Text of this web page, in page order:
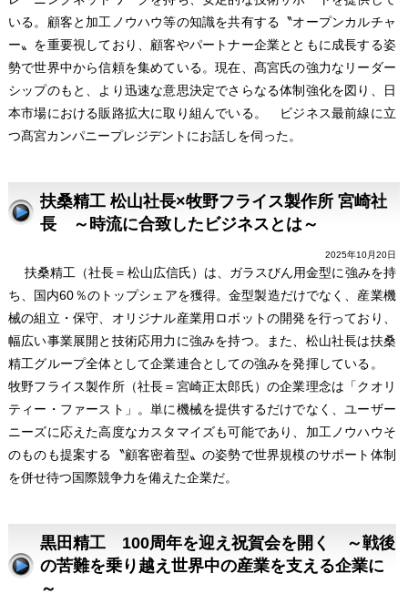
いる。顧客と加工ノウハウ等の知識を共有する〝オープンカルチャ
ー〟を重要視しており、顧客やパートナー企業とともに成長する姿
勢で世界中から信頼を集めている。現在、髙宮氏の強力なリーダー
シップのもと、より迅速な意思決定でさらなる体制強化を図り、日
本市場における販路拡大に取り組んでいる。 ビジネス最前線に立
つ髙宮カンパニープレジデントにお話しを伺った。
扶桑精工 松山社長×牧野フライス製作所 宮崎社
長 ～時流に合致したビジネスとは～
2025年10月20日
扶桑精工（社長＝松山広信氏）は、ガラスびん用金型に強みを持
ち、国内60％のトップシェアを獲得。金型製造だけでなく、産業機
械の組立・保守、オリジナル産業用ロボットの開発を行っており、
幅広い事業展開と技術応用力に強みを持つ。また、松山社長は扶桑
精工グループ全体として企業連合としての強みを発揮している。
牧野フライス製作所（社長＝宮崎正太郎氏）の企業理念は「クオリ
ティー・ファースト」。単に機械を提供するだけでなく、ユーザー
ニーズに応えた高度なカスタマイズも可能であり、加工ノウハウそ
のものも提案する〝顧客密着型〟の姿勢で世界規模のサポート体制
を併せ待つ国際競争力を備えた企業だ。
黒田精工 100周年を迎え祝賀会を開く ～戦後
の苦難を乗り越え世界中の産業を支える企業に
～